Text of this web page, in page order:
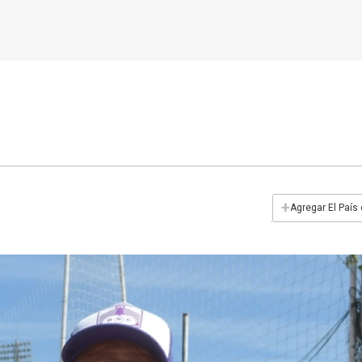
+Agregar El País